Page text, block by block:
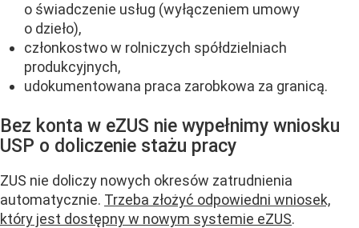
o świadczenie usług (wyłączeniem umowy
o dzieło),
członkostwo w rolniczych spółdzielniach
produkcyjnych,
udokumentowana praca zarobkowa za granicą.
Bez konta w eZUS nie wypełnimy wniosku
USP o doliczenie stażu pracy
ZUS nie doliczy nowych okresów zatrudnienia
automatycznie. Trzeba złożyć odpowiedni wniosek,
który jest dostępny w nowym systemie eZUS.